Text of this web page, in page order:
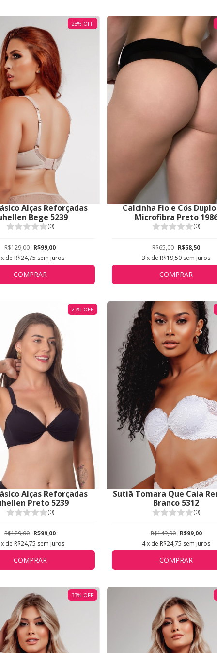
23% OFF
Alças Reforçadas
Bege 5239
(0)
R$129,00 R$99,00
x de R$24,75 sem juros
COMPRAR
Calcinha Fio e Cós
Microfibra Preto
(0)
R$65,00 R$58,50
3 x de R$19,50 sem juros
COMPRAR
23% OFF
Alças Reforçadas
Preto 5239
(0)
R$129,00 R$99,00
x de R$24,75 sem juros
COMPRAR
Sutiã Tomara Que Caia
Branco 5312
(0)
R$149,00 R$99,00
4x de R$24,75 sem juros
COMPRAR
33% OFF